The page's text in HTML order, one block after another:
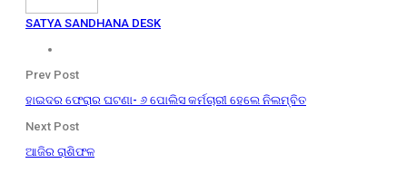
SATYA SANDHANA DESK
Prev Post
ହାଇଦର ଫେରାର ଘଟଣା- ୬ ପୋଲିସ କର୍ମଚାରୀ ହେଲେ ନିଲମ୍ବିତ
Next Post
ଆଜିର ରାଶିଫଳ